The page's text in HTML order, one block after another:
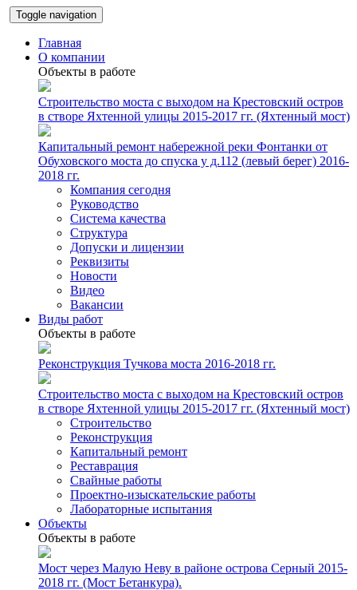
Toggle navigation
Главная
О компании
Объекты в работе
Строительство моста с выходом на Крестовский остров
в створе Яхтенной улицы 2015-2017 гг. (Яхтенный мост)
Капитальный ремонт набережной реки Фонтанки от
Обуховского моста до спуска у д.112 (левый берег) 2016-
2018 гг.
Компания сегодня
Руководство
Система качества
Структура
Допуски и лицензии
Реквизиты
Новости
Видео
Вакансии
Виды работ
Объекты в работе
Реконструкция Тучкова моста 2016-2018 гг.
Строительство моста с выходом на Крестовский остров
в створе Яхтенной улицы 2015-2017 гг. (Яхтенный мост)
Строительство
Реконструкция
Капитальный ремонт
Реставрация
Свайные работы
Проектно-изыскательские работы
Лабораторные испытания
Объекты
Объекты в работе
Мост через Малую Неву в районе острова Серный 2015-
2018 гг. (Мост Бетанкура).